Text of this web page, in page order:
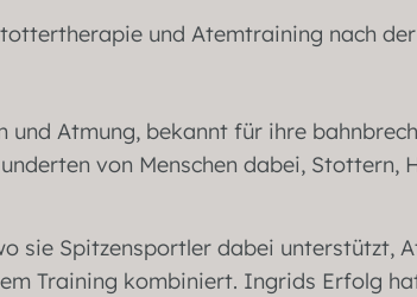
Atmung, bekannt für ihre
von Menschen dabei,
sie Spitzensportler dabei unterstützt,
Training kombiniert. Ingrids Erfolg